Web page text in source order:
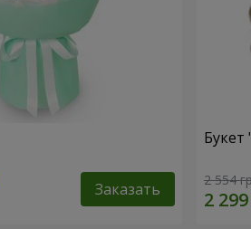
Заказать
Букет
2 554